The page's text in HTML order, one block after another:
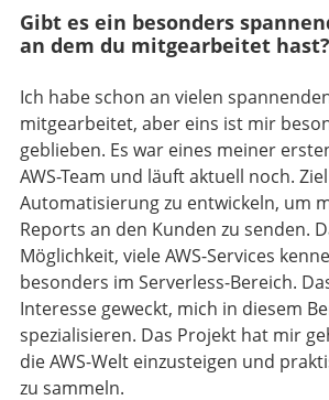
Gibt es ein besonders
an dem du mitgearbeitet hast?
Ich habe schon an vielen
mitgearbeitet, aber eins ist mir
geblieben. Es war eines meiner
AWS-Team und läuft aktuell noch.
Automatisierung zu entwickeln, um
Reports an den Kunden zu senden.
Möglichkeit, viele AWS-Services
besonders im Serverless-Bereich.
Interesse geweckt, mich in diesem
spezialisieren. Das Projekt hat mir
die AWS-Welt einzusteigen und
zu sammeln.